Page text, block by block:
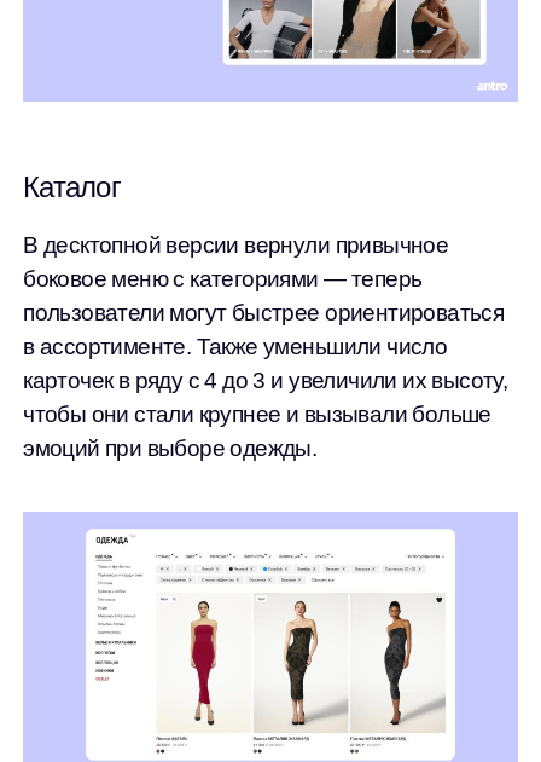
Каталог
В десктопной версии вернули привычное
боковое меню с категориями — теперь
пользователи могут быстрее ориентироваться
в ассортименте. Также уменьшили число
карточек в ряду с 4 до 3 и увеличили их высоту,
чтобы они стали крупнее и вызывали больше
эмоций при выборе одежды.